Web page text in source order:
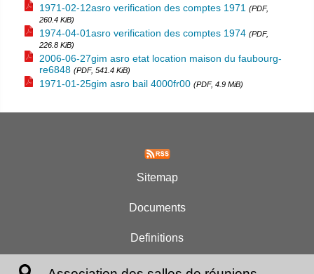
1971-02-12asro verification des comptes 1971 (PDF,
260.4 KiB)
1974-04-01asro verification des comptes 1974 (PDF,
226.8 KiB)
2006-06-27gim asro etat location maison du faubourg-
re6848 (PDF, 541.4 KiB)
1971-01-25gim asro bail 4000fr00 (PDF, 4.9 MiB)
Sitemap
Documents
Definitions